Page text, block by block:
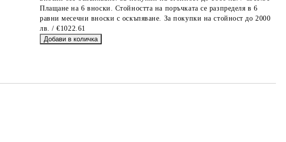
Плащане на 6 вноски. Стойността на поръчката се разпределя в 6
равни месечни вноски с оскъпяване. За покупки на стойност до 2000
лв. / €1022.61